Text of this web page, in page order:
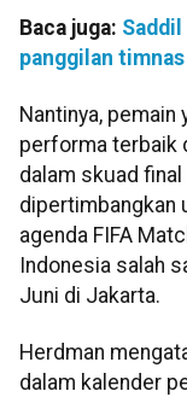
Baca juga:
panggilan
Nantinya, pemain
performa terbaik
dalam skuad final
dipertimbangkan
agenda FIFA
Indonesia salah
Juni di Jakarta.
Herdman
dalam kalender